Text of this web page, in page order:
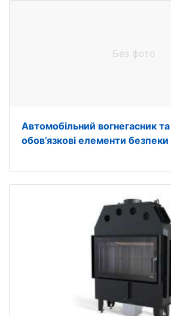
Без фото
Автомобільний вогнегасник
обов’язкові елементи безпеки